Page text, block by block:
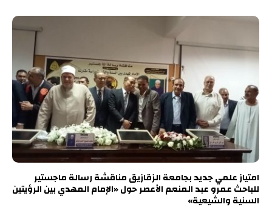
امتياز علمي جديد بجامعة الزقازيق مناقشة رسالة ماجستير
للباحث عمرو عبد المنعم الأعصر حول «الإمام المهدي بين الرؤيتين
السنية والشيعية»